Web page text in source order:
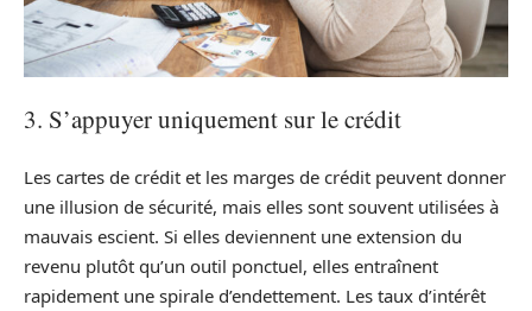
3. S’appuyer uniquement sur le crédit
Les cartes de crédit et les marges de crédit peuvent donner
une illusion de sécurité, mais elles sont souvent utilisées à
mauvais escient. Si elles deviennent une extension du
revenu plutôt qu’un outil ponctuel, elles entraînent
rapidement une spirale d’endettement. Les taux d’intérêt